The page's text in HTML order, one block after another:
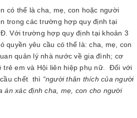
có thể là cha, mẹ, con hoặc người
trong các trường hợp quy định tại
Với trường hợp quy định tại khoản 3
quyền yêu cầu có thể là: cha, mẹ, con
quản lý nhà nước về gia đình; cơ
trẻ em và Hội liên hiệp phụ nữ. Đối với
chết thì “người thân thích của người
án xác định cha, mẹ, con cho người